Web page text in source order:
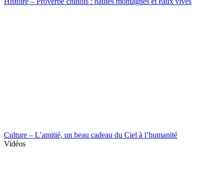
Culture – L’amitié, un beau cadeau du Ciel à l’humanité
Vidéos